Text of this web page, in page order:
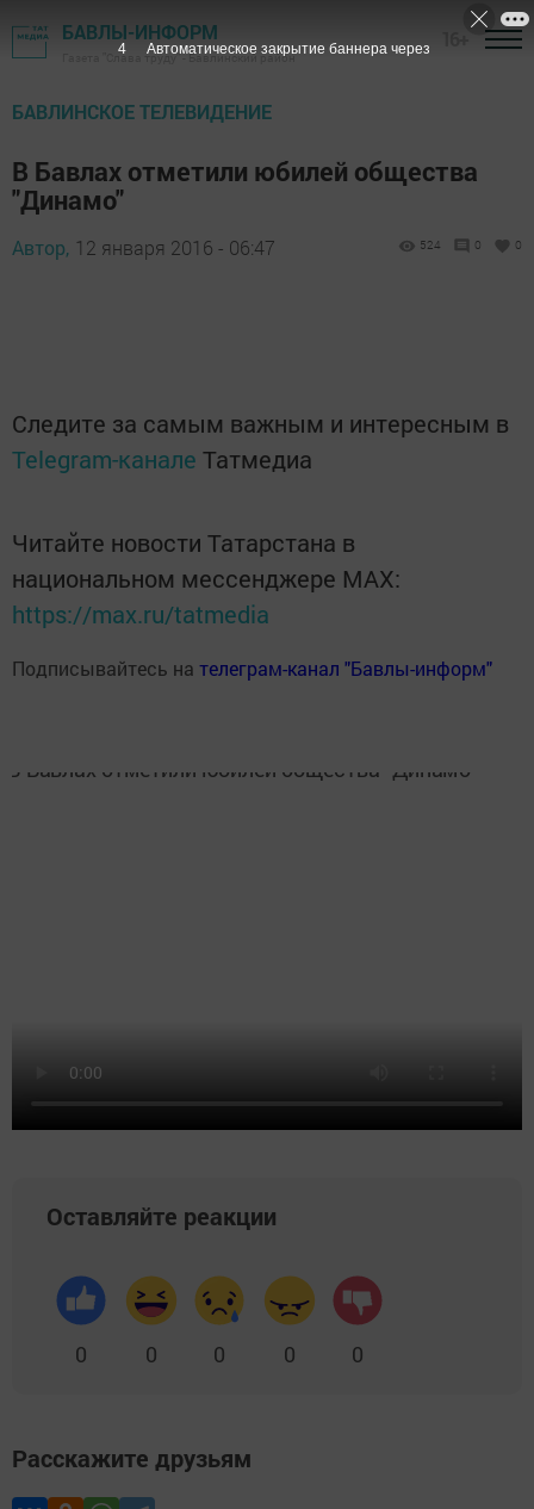
БАВЛЫ-ИНФОРМ
Газета "Слава труду" - Бавлинский район
БАВЛИНСКОЕ ТЕЛЕВИДЕНИЕ
В Бавлах отметили юбилей общества
"Динамо"
Автор, 12 января 2016 - 06:47 524 0 0
Следите за самым важным и интересным в
Telegram-канале Татмедиа
Читайте новости Татарстана в
национальном мессенджере MАХ:
https://max.ru/tatmedia
Подписывайтесь на телеграм-канал "Бавлы-информ"
Оставляйте реакции
0 0 0 0 0
Расскажите друзьям
3 Автоматическое закрытие баннера через